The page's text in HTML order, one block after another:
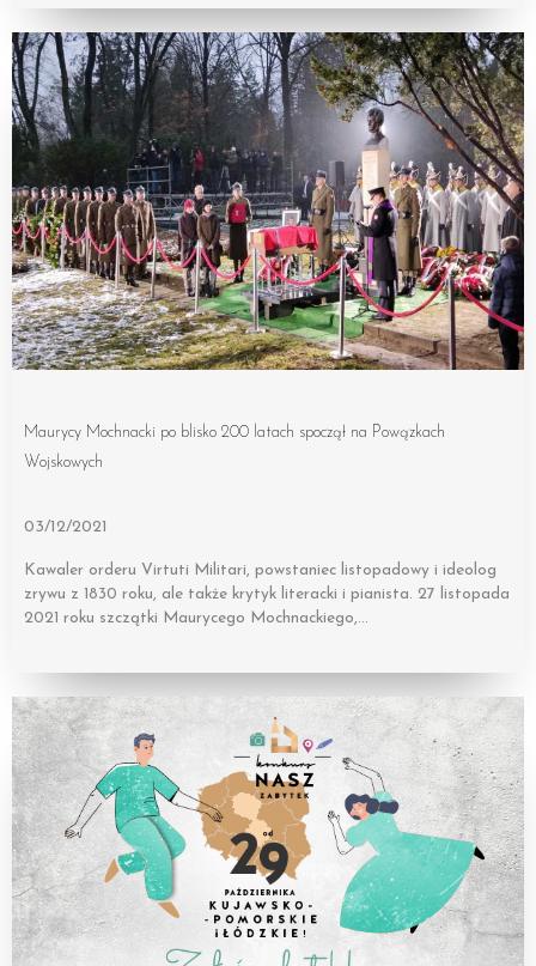
Maurycy Mochnacki po blisko 200 latach spoczął na Powązkach
Wojskowych
03/12/2021
Kawaler orderu Virtuti Militari, powstaniec listopadowy i ideolog
zrywu z 1830 roku, ale także krytyk literacki i pianista. 27 listopada
2021 roku szczątki Maurycego Mochnackiego,…